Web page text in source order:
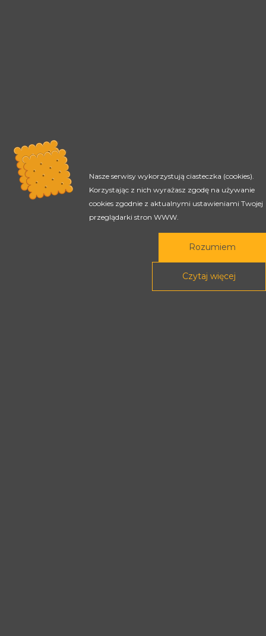
Nasze serwisy wykorzystują ciasteczka (cookies).
Korzystając z nich wyrażasz zgodę na używanie
cookies zgodnie z aktualnymi ustawieniami Twojej
przeglądarki stron WWW.
Rozumiem
Czytaj więcej